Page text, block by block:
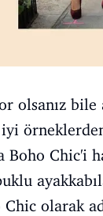
olsanız
Boho Chic'i
olarak